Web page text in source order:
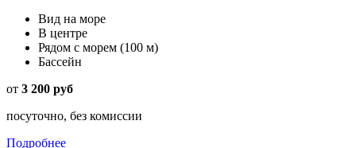
Вид на море
В центре
Рядом с морем (100 м)
Бассейн
от 3 200 руб
посуточно, без комиссии
Подробнее